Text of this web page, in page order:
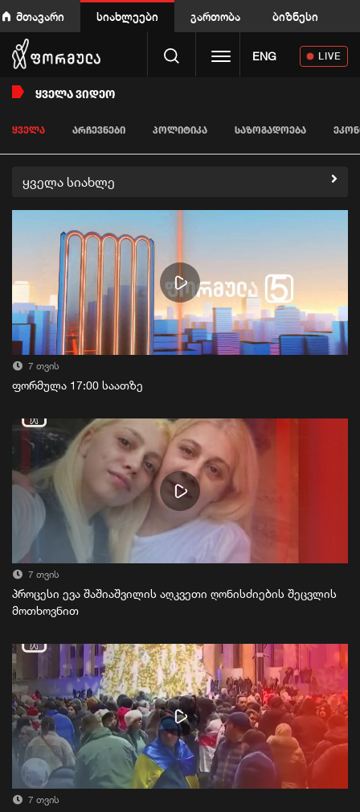
მთავარი სიახლეები გართობა ბიზნესი
Toggle navigation
ENG LIVE
ᲧᲕᲔᲚᲐ ᲕᲘᲓᲔᲝ
ᲧᲕᲔᲚᲐ ᲐᲠᲩᲔᲕᲜᲔᲑᲘ ᲞᲝᲚᲘᲢᲘᲙᲐ ᲡᲐᲖᲝᲒᲐᲓᲝᲔᲑᲐ
ყველა სიახლე
7 თვის
ფორმულა 17:00 საათზე
7 თვის
პროცესი ევა შაშიაშვილის აღკვეთი ღონისძიების შეცვლის
მოთხოვნით
7 თვის